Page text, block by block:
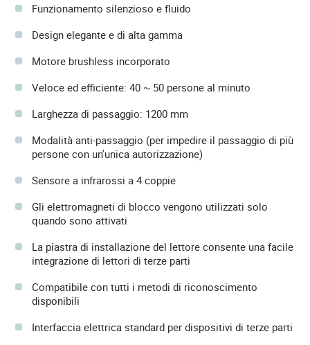
Funzionamento silenzioso e fluido
Design elegante e di alta gamma
Motore brushless incorporato
Veloce ed efficiente: 40 ~ 50 persone al minuto
Larghezza di passaggio: 1200 mm
Modalità anti-passaggio (per impedire il passaggio di più
persone con un'unica autorizzazione)
Sensore a infrarossi a 4 coppie
Gli elettromagneti di blocco vengono utilizzati solo
quando sono attivati
La piastra di installazione del lettore consente una facile
integrazione di lettori di terze parti
Compatibile con tutti i metodi di riconoscimento
disponibili
Interfaccia elettrica standard per dispositivi di terze parti